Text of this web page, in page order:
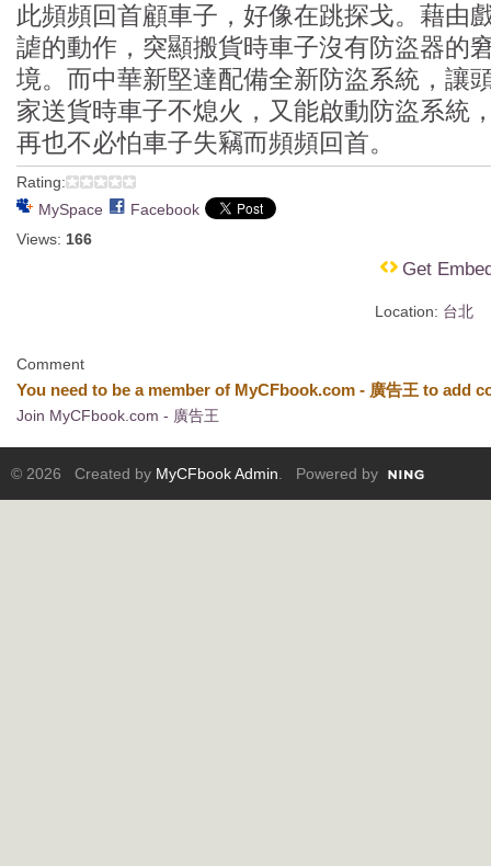
此頻頻回首顧車子，好像在跳探戈。藉由
謔的動作，突顯搬貨時車子沒有防盜器的
境。而中華新堅達配備全新防盜系統，讓
家送貨時車子不熄火，又能啟動防盜系統
再也不必怕車子失竊而頻頻回首。
Rating:
MySpace
Facebook
Views: 166
Get
Location: 台北
Comment
You need to be a member of MyCFbook.com - 廣告王 to add
Join MyCFbook.com - 廣告王
© 2026 Created by MyCFbook Admin. Powered by